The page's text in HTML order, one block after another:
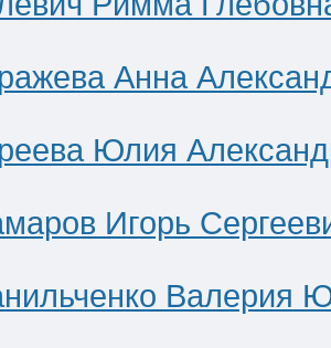
Анна
Юлия
Игорь
Валерия